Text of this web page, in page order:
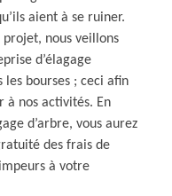
aient à se ruiner.
nous veillons
d’élagage
bourses ; ceci afin
à nos activités. En
d’arbre, vous aurez
des frais de
à votre